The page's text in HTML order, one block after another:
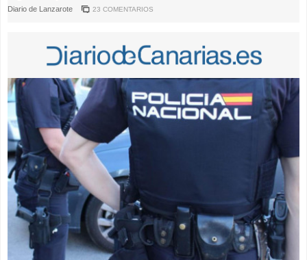
Diario de Lanzarote 23 COMENTARIOS